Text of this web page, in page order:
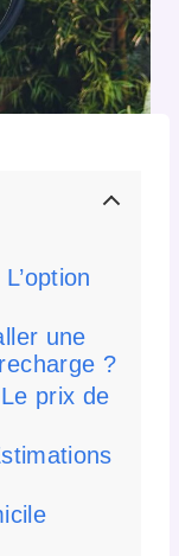
une
?
prix de